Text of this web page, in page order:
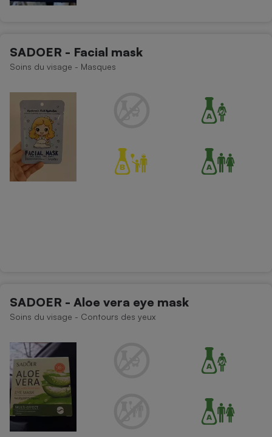
SADOER - Facial mask
Soins du visage - Masques
SADOER - Aloe vera eye mask
Soins du visage - Contours des yeux